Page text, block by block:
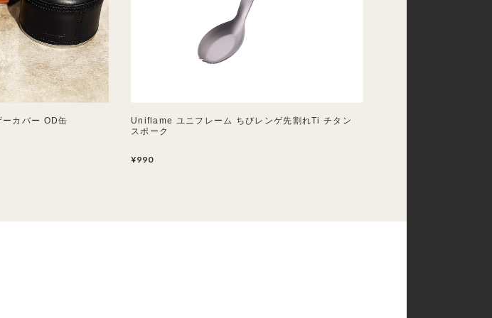
カバー OD缶
Uniflame ユニフレーム ちびレンゲ先割れTi チタン
スポーク
¥990